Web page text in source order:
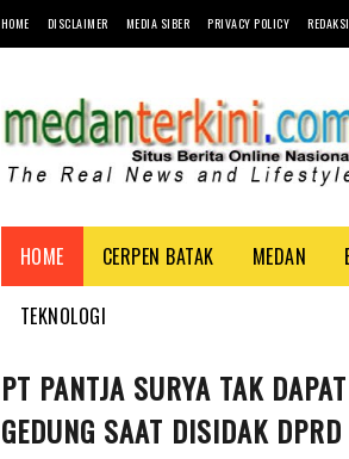
HOME DISCLAIMER MEDIA SIBER PRIVACY POLICY REDAKSI
HOME CERPEN BATAK MEDAN
TEKNOLOGI
PT PANTJA SURYA TAK
GEDUNG SAAT DISIDAK